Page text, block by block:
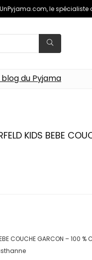
UnPyjama.com, le spécialiste
blog du Pyjama
KIDS BEBE
COUCHE GARCON – 100 %